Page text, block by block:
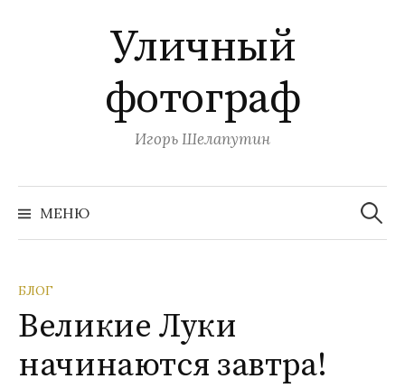
к
с
ж
м
Уличный
фотограф
Игорь Шелапутин
МЕНЮ а
й
БЛОГ
Великие Луки
начинаются завтра!